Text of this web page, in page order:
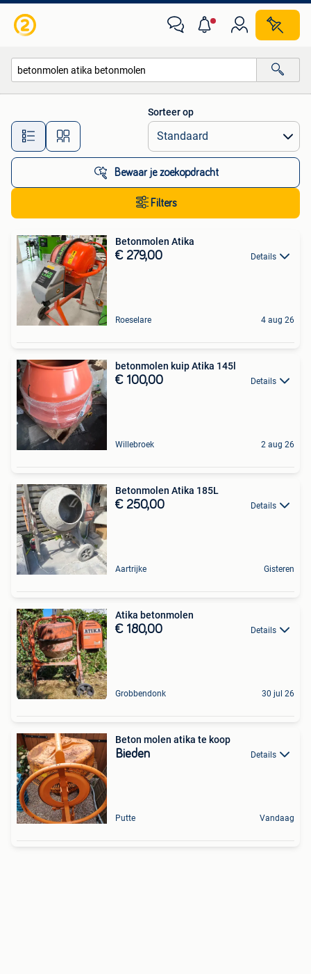
Alle afstanden…
Sorteer op
Bewaar je zoekopdracht
Filters
Betonmolen Atika
€ 279,00 Details
Roeselare 4 aug 26
betonmolen kuip Atika 145l
€ 100,00 Details
Willebroek 2 aug 26
Betonmolen Atika 185L
€ 250,00 Details
Aartrijke Gisteren
Atika betonmolen
€ 180,00 Details
Grobbendonk 30 jul 26
Beton molen atika te koop
Bieden Details
Putte Vandaag